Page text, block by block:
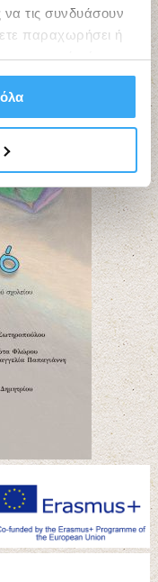
τις συνδυάσουν
παραχωρήσει ή
με την από μέρους